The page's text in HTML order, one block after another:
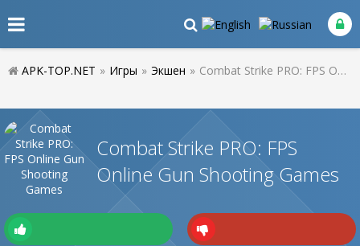
APK-TOP.NET » Игры » Экшен » Combat Strike PRO: FPS Online Gun Shooting Games
Combat Strike PRO: FPS
Online Gun Shooting Games